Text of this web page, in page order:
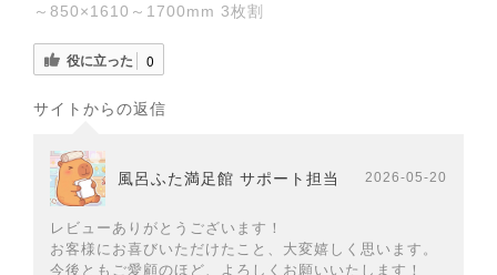
～850×1610～1700mm 3枚割
役に立った 0
サイトからの返信
風呂ふた満足館 サポート担当 2026-05-20
レビューありがとうございます！
お客様にお喜びいただけたこと、大変嬉しく思います。
今後ともご愛顧のほど、よろしくお願いいたします！